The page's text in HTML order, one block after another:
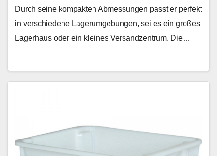
Durch seine kompakten Abmessungen passt er perfekt
in verschiedene Lagerumgebungen, sei es ein großes
Lagerhaus oder ein kleines Versandzentrum. Die…